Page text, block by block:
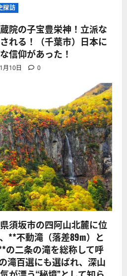
探訪
院の子宝豊栄神！立派な
れる！（千葉市）日本に
信仰があった！
月10日 0
須坂市の四阿山北麓に位
**不動滝（落差89m）と
の二条の滝を総称して呼
滝百選にも選ばれ、深山